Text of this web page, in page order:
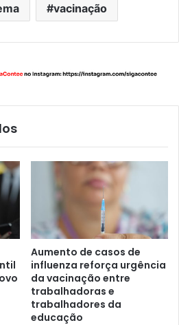
vacinação
Aumento de casos de
influenza reforça urgência
da vacinação entre
trabalhadoras e
trabalhadores da
educação